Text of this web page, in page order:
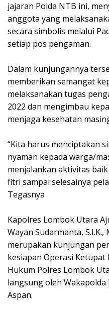
jajaran Polda NTB ini,
anggota yang
secara simbolis melalui
setiap pos pengaman.
Dalam kunjungannya
memberikan semangat
melaksanakan tugas
2022 dan mengimbau
menjaga kesehatan
“Kita harus menciptakan
nyaman kepada warga/
menjalankan aktivitas
fitri sampai selesainya
Tegasnya
Kapolres Lombok Utara
Wayan Sudarmanta,
merupakan kunjungan
kesiapan Operasi Ketupat
Hukum Polres Lombok
langsung oleh Wakapolda
Aspan.